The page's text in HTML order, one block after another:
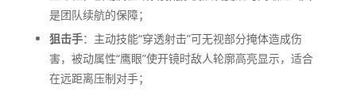
是团队续航的保障；
狙击手：主动技能“穿透射击”可无视部分掩体造成伤
害，被动属性“鹰眼”使开镜时敌人轮廓高亮显示，适合
在远距离压制对手；